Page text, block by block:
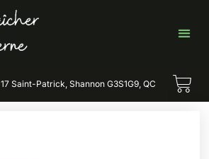
17 Saint-Patrick, Shannon G3S1G9, QC